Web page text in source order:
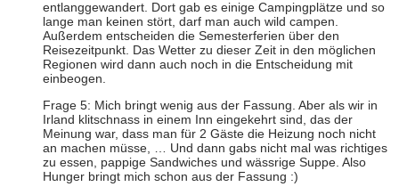
entlanggewandert. Dort gab es einige Campingplätze und so
lange man keinen stört, darf man auch wild campen.
Außerdem entscheiden die Semesterferien über den
Reisezeitpunkt. Das Wetter zu dieser Zeit in den möglichen
Regionen wird dann auch noch in die Entscheidung mit
einbeogen.
Frage 5: Mich bringt wenig aus der Fassung. Aber als wir in
Irland klitschnass in einem Inn eingekehrt sind, das der
Meinung war, dass man für 2 Gäste die Heizung noch nicht
an machen müsse, … Und dann gabs nicht mal was richtiges
zu essen, pappige Sandwiches und wässrige Suppe. Also
Hunger bringt mich schon aus der Fassung :)